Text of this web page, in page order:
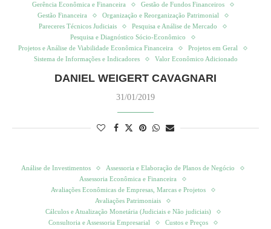
Gerência Econômica e Financeira
Gestão de Fundos Financeiros
Gestão Financeira
Organização e Reorganização Patrimonial
Pareceres Técnicos Judiciais
Pesquisa e Análise de Mercado
Pesquisa e Diagnóstico Sócio-Econômico
Projetos e Análise de Viabilidade Econômica Financeira
Projetos em Geral
Sistema de Informações e Indicadores
Valor Econômico Adicionado
DANIEL WEIGERT CAVAGNARI
31/01/2019
Análise de Investimentos
Assessoria e Elaboração de Planos de Negócio
Assessoria Econômica e Financeira
Avaliações Econômicas de Empresas, Marcas e Projetos
Avaliações Patrimoniais
Cálculos e Atualização Monetária (Judiciais e Não judiciais)
Consultoria e Assessoria Empresarial
Custos e Preços